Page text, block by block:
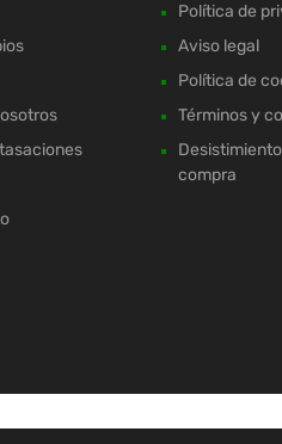
Política de
Aviso legal
Política de
Términos y
compra